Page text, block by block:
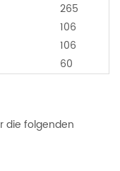
265
106
106
60
die folgenden